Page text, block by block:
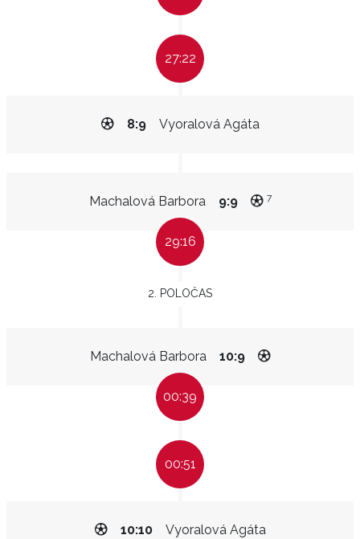
27:22
Vyoralová Agáta
8:9
Machalová Barbora 9:9 7
29:16
2. POLOČAS
Machalová Barbora 10:9
00:39
00:51
Vyoralová Agáta
10:10